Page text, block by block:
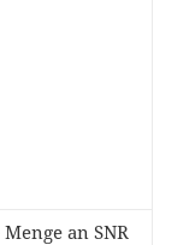
an SNR